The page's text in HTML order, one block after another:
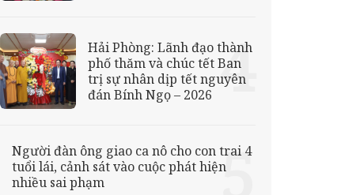
Hải Phòng: Lãnh đạo thành
phố thăm và chúc tết Ban
trị sự nhân dịp tết nguyên
đán Bính Ngọ – 2026
Người đàn ông giao ca nô cho con trai 4
tuổi lái, cảnh sát vào cuộc phát hiện
nhiều sai phạm